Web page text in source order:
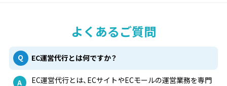
よくあるご質問
EC運営代行とは何ですか？
EC運営代行とは、ECサイトやECモールの運営業務を専門